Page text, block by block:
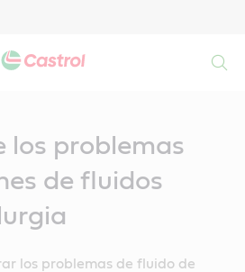
los problemas
de fluidos
los problemas de fluido de